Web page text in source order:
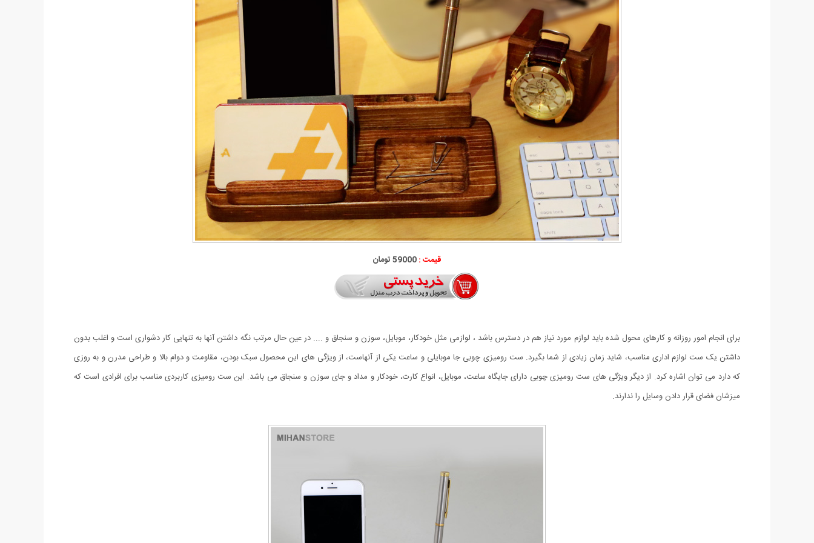
قیمت :59000 تومان
برای انجام امور روزانه و کارهای محول شده باید لوازم مورد نیاز هم در دسترس باشد ، لوازمی مثل خودکار، موبایل، سوزن و سنجاق و .... در عین حال مرتب نگه داشتن آنها به تنهایی کار دشواری است و اغلب بدون
داشتن یک ست لوازم اداری مناسب، شاید زمان زیادی از شما بگیرد. ست رومیزی چوبی جا موبایلی و ساعت یکی از آنهاست، از ویژگی های این محصول سبک بودن، مقاومت و دوام بالا و طراحی مدرن و به روزی
که دارد می توان اشاره کرد. از دیگر ویژگی های ست رومیزی چوبی دارای جایگاه ساعت، موبایل، انواع کارت، خودکار و مداد و جای سوزن و سنجاق می باشد. این ست رومیزی کاربردی مناسب برای افرادی است که
میزشان فضای قرار دادن وسایل را ندارند.